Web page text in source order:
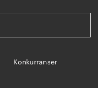
Konkurranser